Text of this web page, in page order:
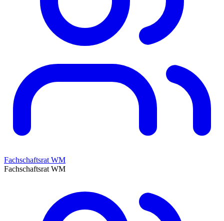
Fachschaftsrat WM
Fachschaftsrat WM